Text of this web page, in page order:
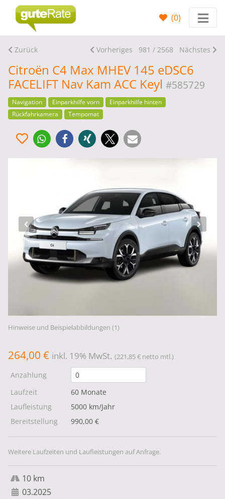
(0)
Zurück Vorheriges 981 / 2568 Nächstes
Citroën C4 Max MHEV 145 eDSC6
FACELIFT Nav Kam ACC Keyl #585729
Navigation Einparkhilfe vorn
Einparkhilfe hinten
Rückfahrkamera
Tempomat
Hinweise und Beispielabbildungen (1)
264,00 € inkl. 19% MwSt. (221,85 € netto mtl.)
Anzahlung
Laufzeit
60 Monate
Laufleistung
5000 km/Jahr
Bereitstellung
990,00 €
Weitere Laufzeiten und Laufleistungen auf Anfrage.
10 km
03.2025